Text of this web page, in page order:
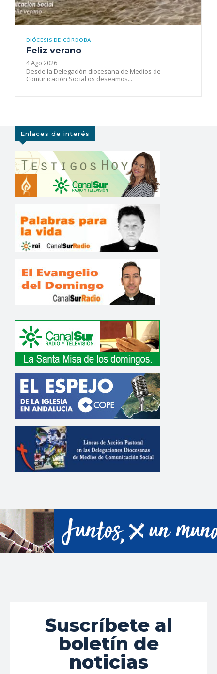
DIÓCESIS DE CÓRDOBA
Feliz verano
4 Ago 2026
Desde la Delegación diocesana de Medios de
Comunicación Social os deseamos...
Enlaces de interés
Suscríbete al
boletín de
noticias